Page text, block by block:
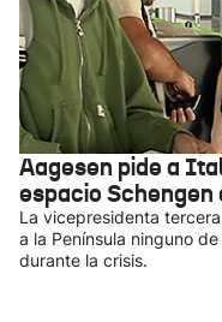
Aagesen pide a
espacio
La vicepresidenta
a la Península ninguno
durante la crisis.